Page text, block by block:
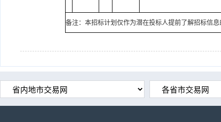
备注：本招标计划仅作为潜在投标人提前了解招标信